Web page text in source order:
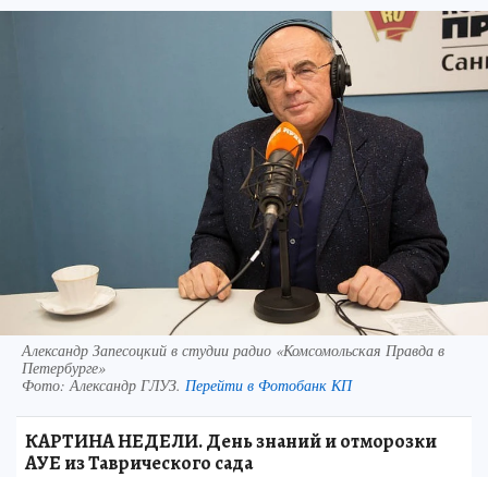
Александр Запесоцкий в студии радио «Комсомольская Правда в
Петербурге»
Фото: Александр ГЛУЗ. Перейти в Фотобанк КП
КАРТИНА НЕДЕЛИ. День знаний и отморозки
АУЕ из Таврического сада